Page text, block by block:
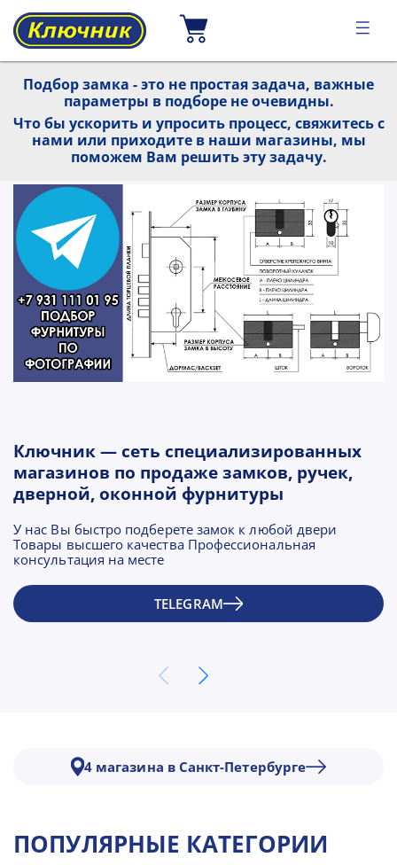
Подбор замка - это не простая задача, важные
параметры в подборе не очевидны.
Что бы ускорить и упросить процесс, свяжитесь с
нами или приходите в наши магазины, мы
поможем Вам решить эту задачу.
Ключник — сеть специализированных
магазинов по продаже замков, ручек,
дверной, оконной фурнитуры
У нас Вы быстро подберете замок к любой двери
Товары высшего качества Профессиональная
консультация на месте
TELEGRAM
4 магазина в Санкт-Петербурге
ПОПУЛЯРНЫЕ КАТЕГОРИИ